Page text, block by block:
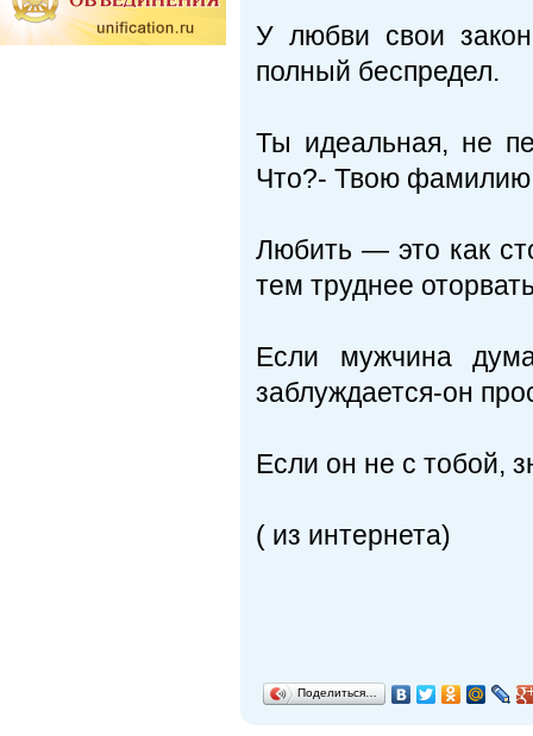
У любви свои
полный беспредел.
Ты идеальная, не
Что?- Твою
Любить — это как
тем труднее
Если мужчина
заблуждается-он
Если он не с тобой,
( из интернета)
Поделиться…